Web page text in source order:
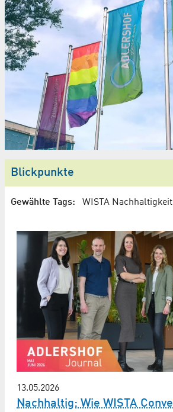
Blickpunkte
Gewählte Tags: WISTA Nachhaltigkeit
13.05.2026
Nachhaltig: Wie WISTA